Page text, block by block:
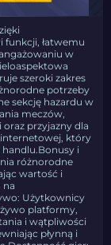
łatwemu
w
szeroki zakres
potrzeby
sekcję hazardu w
meczów,
przyjazny dla
który
i
różnorodne
wartość i
na
Użytkownicy
platformy,
i wątpliwości
płynną i